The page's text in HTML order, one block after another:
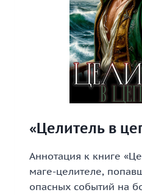
«Целитель в
Аннотация к книге
маге-целителе,
опасных событий на